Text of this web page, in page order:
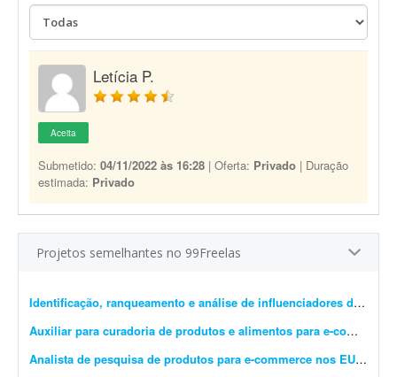
Letícia P.
Aceita
Submetido: 04/11/2022 às 16:28 | Oferta: Privado | Duração
estimada: Privado
Projetos semelhantes no 99Freelas
Identificação, ranqueamento e análise de influenciadores de cosplay
Auxiliar para curadoria de produtos e alimentos para e-commerce
Analista de pesquisa de produtos para e-commerce nos EUA-